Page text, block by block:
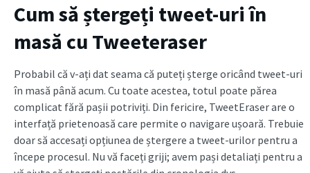
Cum să ștergeți tweet-uri în
masă cu Tweeteraser
Probabil că v-ați dat seama că puteți șterge oricând tweet-uri
în masă până acum. Cu toate acestea, totul poate părea
complicat fără pașii potriviți. Din fericire, TweetEraser are o
interfață prietenoasă care permite o navigare ușoară. Trebuie
doar să accesați opțiunea de ștergere a tweet-urilor pentru a
începe procesul. Nu vă faceți griji; avem pași detaliați pentru a